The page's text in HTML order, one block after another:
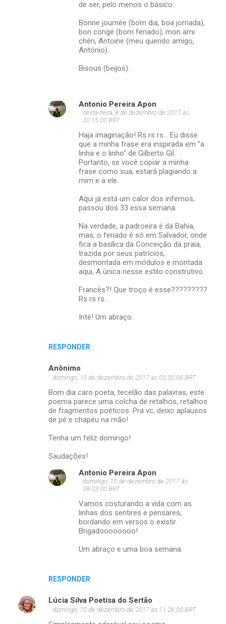
RESPONDER
de ser, pelo menos o básico.
Bonne journée (bom dia, boa jornada),
bon congé (bom feriado), mon ami
chéri, Antoine (meu querido amigo,
António).
Bisous (beijos).
Antonio Pereira Apon
sexta-feira, 8 de dezembro de 2017 às
20:15:00 BRT
Haja imaginação! Rs rs rs... Eu disse
que a minha frase era inspirada em "a
linha e o linho" de Gilberto Gil.
Portanto, se você copiar a minha
frase como sua, estará plagiando a
mim e a ele.
Aqui já está um calor dos infernos,
passou dos 33 essa semana.
Na verdade, a padroeira é da Bahia,
mas, o feriado é só em Salvador, onde
fica a basílica da Conceição da praia,
trazida por seus patrícios,
desmontada em módulos e montada
aqui, A única nesse estilo construtivo.
Francês?! Que troço é esse?????????
Rs rs rs...
Inté! Um abraço.
Anônimo
domingo, 10 de dezembro de 2017 às 03:30:00 BRT
Bom dia caro poeta, tecelão das palavras, este
poema parece uma colcha de retalhos, retalhos
de fragmentos poéticos. Pra vc, deixo aplausos
de pé e chapéu na mão!
Tenha um feliz domingo!
Saudações!
RESPONDER
Antonio Pereira Apon
domingo, 10 de dezembro de 2017 às
08:03:00 BRT
Vamos costurando a vida com as
linhas dos sentires e pensares,
bordando em versos o existir.
Brigadoooooooo!
Um abraço e uma boa semana.
Lúcia Silva Poetisa do Sertão
domingo, 10 de dezembro de 2017 às 11:26:00 BRT